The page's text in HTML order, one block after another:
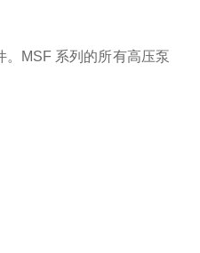
。MSF 系列的所有高压泵